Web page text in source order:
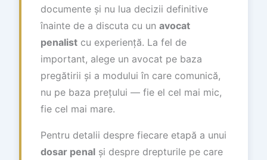
documente și nu lua decizii definitive
înainte de a discuta cu un avocat
penalist cu experiență. La fel de
important, alege un avocat pe baza
pregătirii și a modului în care comunică,
nu pe baza prețului — fie el cel mai mic,
fie cel mai mare.
Pentru detalii despre fiecare etapă a unui
dosar penal și despre drepturile pe care